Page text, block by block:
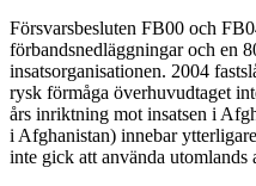
Försvarsbesluten FB00 och
förbandsnedläggningar och en
insatsorganisationen. 2004
rysk förmåga överhuvudtaget
års inriktning mot insatsen i
i Afghanistan) innebar
inte gick att använda utomlands